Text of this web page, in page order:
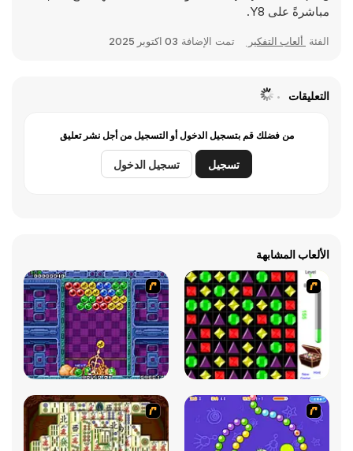
مباشرةً على Y8.
الفئة ألعاب التفكير تمت الإضافة 03 اكتوبر 2025
التعليقات
من فضلك قم بتسجيل الدخول أو التسجيل من أجل نشر تعليق
تسجيل تسجيل الدخول
الألعاب المشابهة